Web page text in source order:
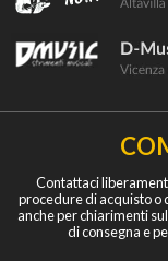
Contattaci
procedure di acquisto o
anche per chiarimenti
di consegna e